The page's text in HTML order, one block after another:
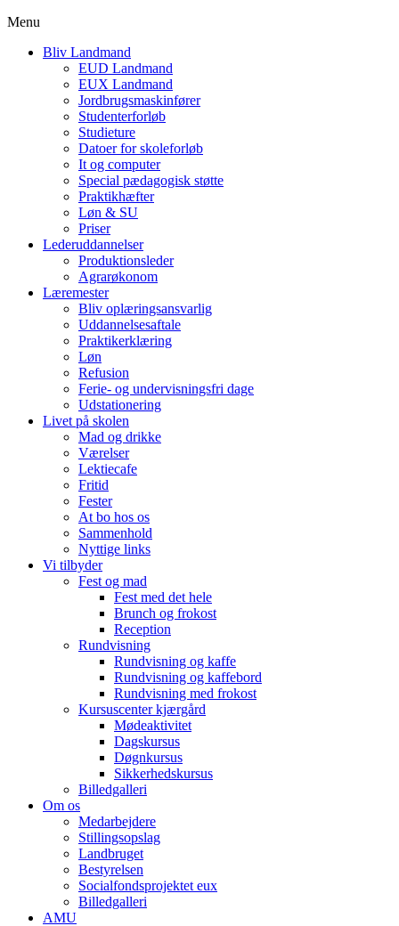
Menu
Bliv Landmand
EUD Landmand
EUX Landmand
Jordbrugsmaskinfører
Studenterforløb
Studieture
Datoer for skoleforløb
It og computer
Special pædagogisk støtte
Praktikhæfter
Løn & SU
Priser
Lederuddannelser
Produktionsleder
Agrarøkonom
Læremester
Bliv oplæringsansvarlig
Uddannelsesaftale
Praktikerklæring
Løn
Refusion
Ferie- og undervisningsfri dage
Udstationering
Livet på skolen
Mad og drikke
Værelser
Lektiecafe
Fritid
Fester
At bo hos os
Sammenhold
Nyttige links
Vi tilbyder
Fest og mad
Fest med det hele
Brunch og frokost
Reception
Rundvisning
Rundvisning og kaffe
Rundvisning og kaffebord
Rundvisning med frokost
Kursuscenter kjærgård
Mødeaktivitet
Dagskursus
Døgnkursus
Sikkerhedskursus
Billedgalleri
Om os
Medarbejdere
Stillingsopslag
Landbruget
Bestyrelsen
Socialfondsprojektet eux
Billedgalleri
AMU